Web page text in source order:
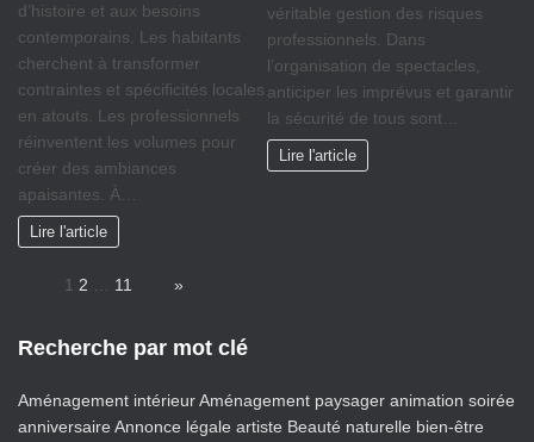
d’histoire et aux besoins
contemporains. Les habitants
cherchent à transformer
contraintes et spécificités locales
en atouts. Les professionnels
réinventent les volumes pour
créer des ambiances
apaisantes. À…
Lire l'article
véritable gestion des risques
professionnels. Dans
l’organisation de spectacles,
anticiper les imprévus et garantir
la sécurité de tous sont…
Lire l'article
1 2 11 »
Recherche par mot clé
Aménagement intérieurAménagement paysager animation soirée
anniversaire Annonce légale artiste Beauté naturelle bien-être